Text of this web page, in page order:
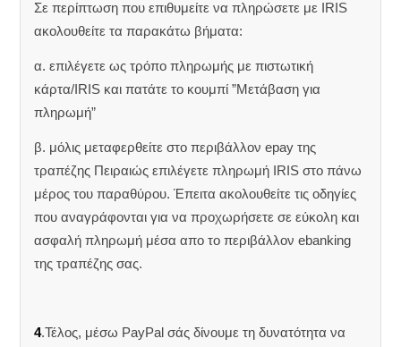
Σε περίπτωση που επιθυμείτε να πληρώσετε με IRIS
ακολουθείτε τα παρακάτω βήματα:
α. επιλέγετε ως τρόπο πληρωμής με πιστωτική
κάρτα/IRIS και πατάτε το κουμπί ”Μετάβαση για
πληρωμή”
β. μόλις μεταφερθείτε στο περιβάλλον epay της
τραπέζης Πειραιώς επιλέγετε πληρωμή IRIS στο πάνω
μέρος του παραθύρου. Έπειτα ακολουθείτε τις οδηγίες
που αναγράφονται για να προχωρήσετε σε εύκολη και
ασφαλή πληρωμή μέσα απο το περιβάλλον ebanking
της τραπέζης σας.
4.Τέλος, μέσω PayPal σάς δίνουμε τη δυνατότητα να